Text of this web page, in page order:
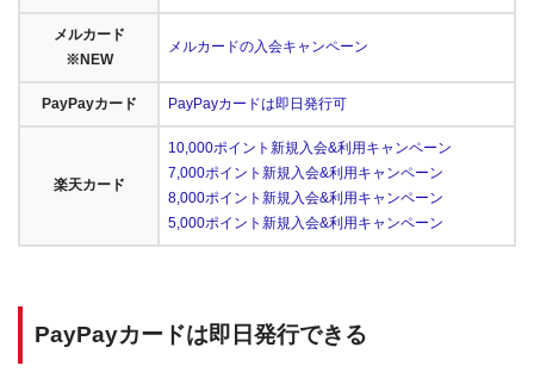
メルカード
※NEW
メルカードの入会キャンペーン
PayPayカード PayPayカードは即日発行可
楽天カード
10,000ポイント新規入会&利用キャンペーン
7,000ポイント新規入会&利用キャンペーン
8,000ポイント新規入会&利用キャンペーン
5,000ポイント新規入会&利用キャンペーン
PayPayカードは即日発行できる